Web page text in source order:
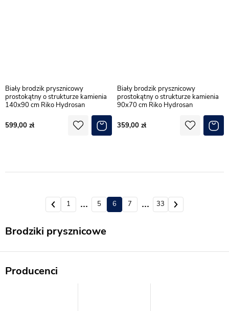
Brodziki prysznicowe
Biały brodzik prysznicowy
prostokątny o strukturze kamienia
140x90 cm Riko Hydrosan
599,00
Biały brodzik prysznicowy
prostokątny o strukturze kamienia
90x70 cm Riko Hydrosan
359,00
1 2 5 6 7 9 33
Producenci